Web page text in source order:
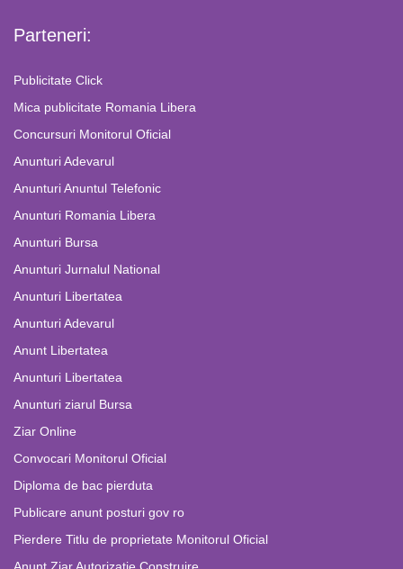
Parteneri:
Publicitate Click
Mica publicitate Romania Libera
Concursuri Monitorul Oficial
Anunturi Adevarul
Anunturi Anuntul Telefonic
Anunturi Romania Libera
Anunturi Bursa
Anunturi Jurnalul National
Anunturi Libertatea
Anunturi Adevarul
Anunt Libertatea
Anunturi Libertatea
Anunturi ziarul Bursa
Ziar Online
Convocari Monitorul Oficial
Diploma de bac pierduta
Publicare anunt posturi gov ro
Pierdere Titlu de proprietate Monitorul Oficial